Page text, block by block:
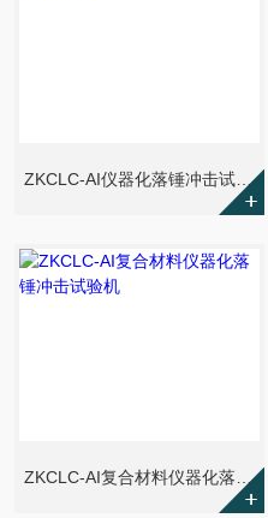
ZKCLC-AI仪器化落锤冲击试验机系统
ZKCLC-AI复合材料仪器化落锤冲击试验机